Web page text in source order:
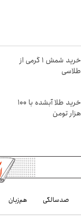
خرید شمش 1 گرمی از
طلاسی
خرید طلا آبشده با 100
هزار تومن
صدسالگی هم‌زبان